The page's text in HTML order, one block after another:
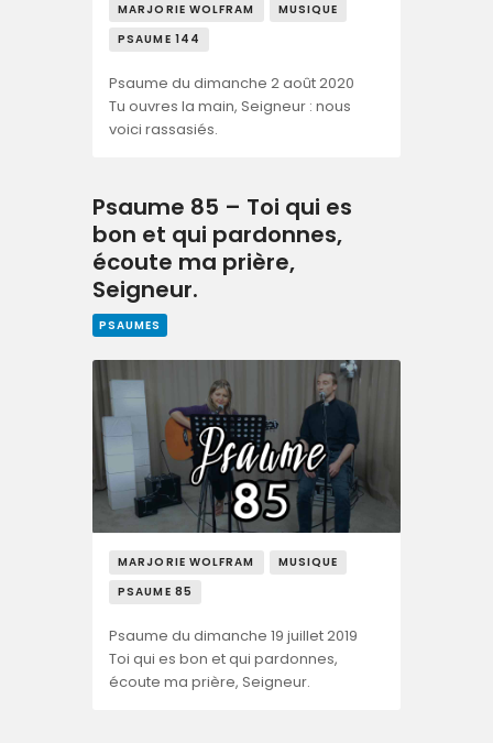
MARJORIE WOLFRAM
MUSIQUE
PSAUME 144
Psaume du dimanche 2 août 2020
Tu ouvres la main, Seigneur : nous
voici rassasiés.
Psaume 85 – Toi qui es
bon et qui pardonnes,
écoute ma prière,
Seigneur.
PSAUMES
MARJORIE WOLFRAM
MUSIQUE
PSAUME 85
Psaume du dimanche 19 juillet 2019
Toi qui es bon et qui pardonnes,
écoute ma prière, Seigneur.